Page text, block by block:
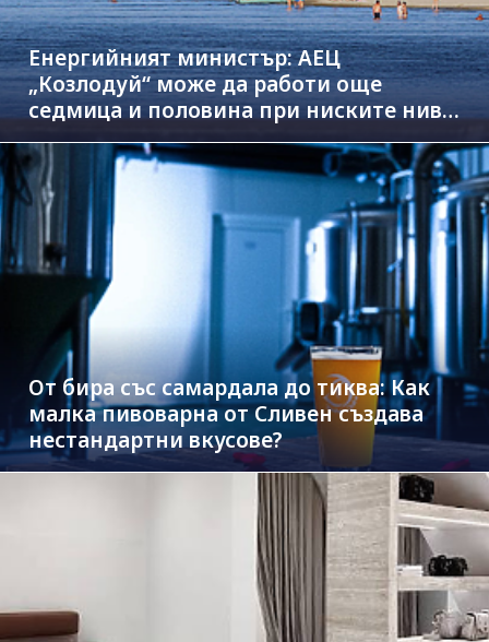
Енергийният министър: АЕЦ
„Козлодуй“ може да работи още
седмица и половина при ниските нива
на Дунав
От бира със самардала до тиква: Как
малка пивоварна от Сливен създава
нестандартни вкусове?